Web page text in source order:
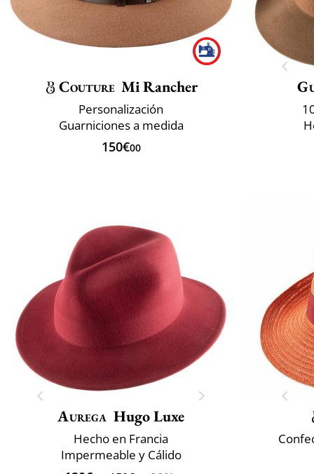
Couture Mi Rancher
Personalización
Guarniciones a medida
150€00
Aurega Hugo Luxe
Hecho en Francia
Impermeable y Cálido